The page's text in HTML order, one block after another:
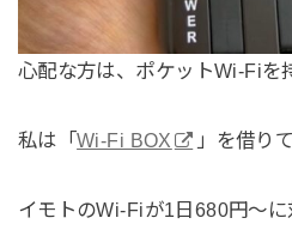
心配な方は、ポケットWi-Fiを
私は「Wi-Fi BOX 」を借り
イモトのWi-Fiが1日680円〜